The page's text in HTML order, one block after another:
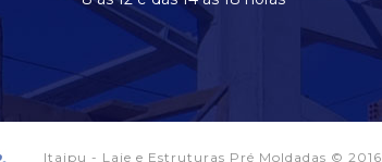
Itaipu - Laje e Estruturas Pré Moldadas © 2016